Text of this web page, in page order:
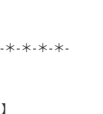
＊-＊-＊-＊-